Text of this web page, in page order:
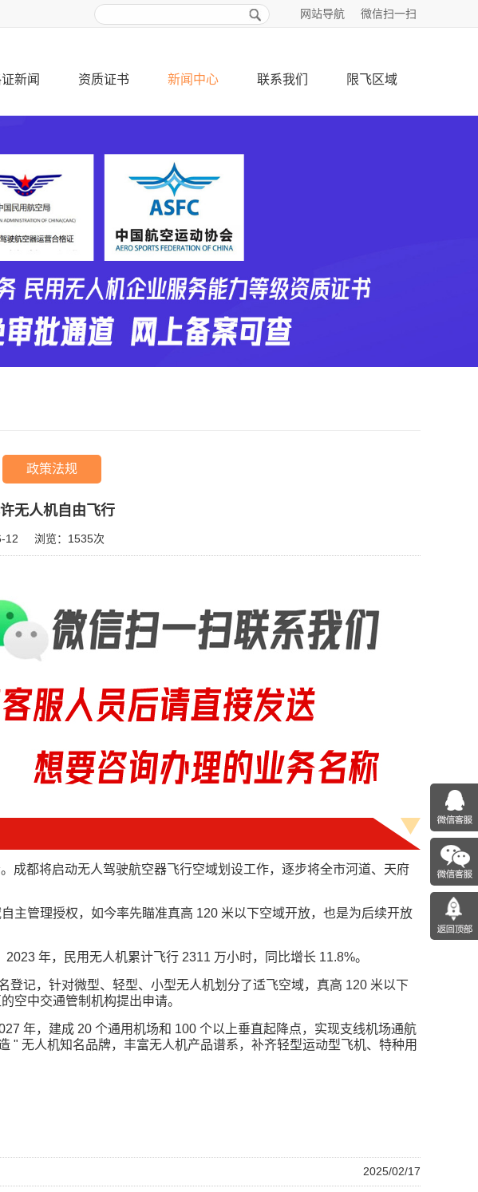
微信扫一扫
网站导航
新闻 资质证书 新闻中心 联系我们 限飞区域
政策法规
无人机自由飞行
12 浏览： 1535次
成都将启动无人驾驶航空器飞行空域划设工作，逐步将全市河道、天府
主管理授权，如今率先瞄准真高 120 米以下空域开放，也是为后续开放
年，民用无人机累计飞行 2311 万小时，同比增长 11.8%。
登记，针对微型、轻型、小型无人机划分了适飞空域，真高 120 米以下
空中交通管制机构提出申请。
年，建成 20 个通用机场和 100 个以上垂直起降点，实现支线机场通航
" 无人机知名品牌，丰富无人机产品谱系，补齐轻型运动型飞机、特种用
2025/02/17